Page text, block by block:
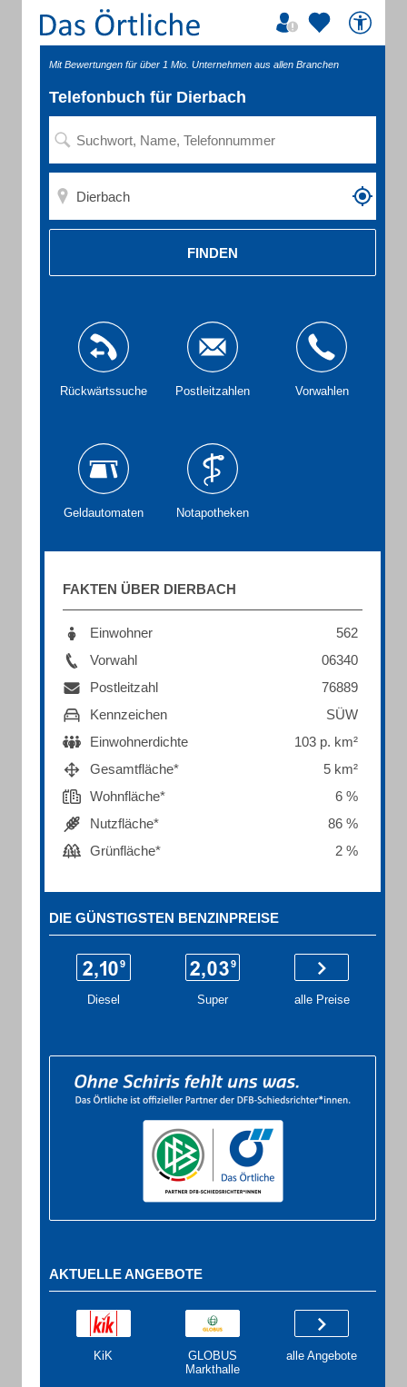
Mit Bewertungen für über 1 Mio. Unternehmen aus allen Branchen
Telefonbuch für Dierbach
FINDEN
Rückwärtssuche Postleitzahlen Vorwahlen
Geldautomaten Notapotheken
FAKTEN ÜBER DIERBACH
Einwohner
562
Vorwahl
06340
Postleitzahl
76889
Kennzeichen
SÜW
Einwohnerdichte
103 p. km²
Gesamtfläche*
5 km²
Wohnfläche*
6 %
Nutzfläche*
86 %
Grünfläche*
2 %
DIE GÜNSTIGSTEN BENZINPREISE
Diesel Super alle Preise
AKTUELLE ANGEBOTE
KiK
GLOBUS
Markthalle
alle Angebote